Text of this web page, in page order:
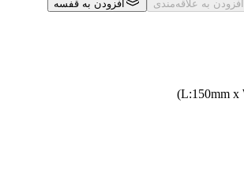
افزودن به علاقه‌مندی افزودن به قفسه